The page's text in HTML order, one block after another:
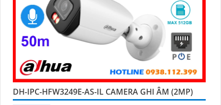
DH-IPC-HFW3249E-AS-IL CAMERA GHI ÂM (2MP)